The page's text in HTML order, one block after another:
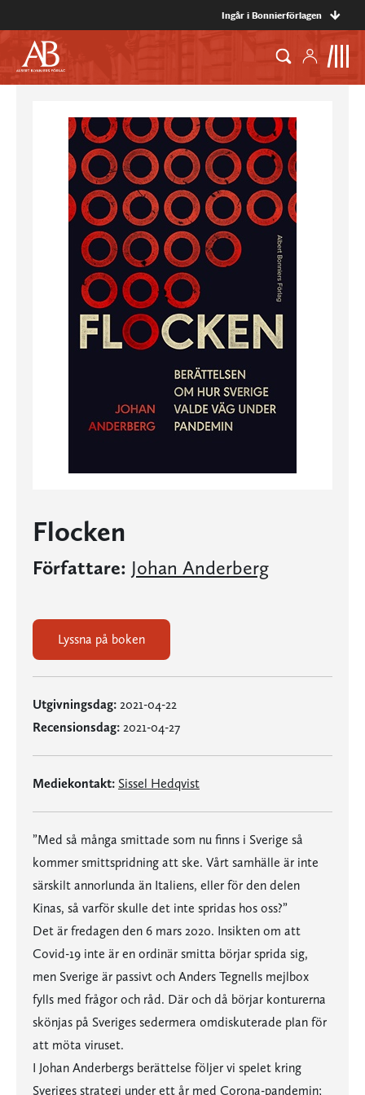
Ingår i Bonnierförlagen
Flocken
Författare: Johan Anderberg
Lyssna på boken
Utgivningsdag: 2021-04-22
Recensionsdag: 2021-04-27
Mediekontakt: Sissel Hedqvist
”Med så många smittade som nu finns i Sverige så
kommer smittspridning att ske. Vårt samhälle är inte
särskilt annorlunda än Italiens, eller för den delen
Kinas, så varför skulle det inte spridas hos oss?”
Det är fredagen den 6 mars 2020. Insikten om att
Covid-19 inte är en ordinär smitta börjar sprida sig,
men Sverige är passivt och Anders Tegnells mejlbox
fylls med frågor och råd. Där och då börjar konturerna
skönjas på Sveriges sedermera omdiskuterade plan för
att möta viruset.
I Johan Anderbergs berättelse följer vi spelet kring
Sveriges strategi under ett år med Corona-pandemin;